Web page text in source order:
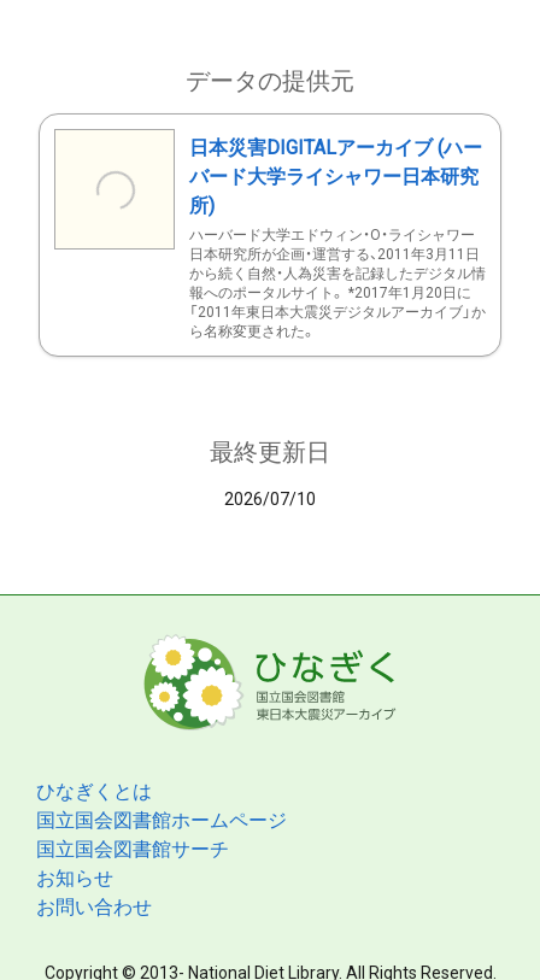
データの提供元
日本災害DIGITALアーカイブ (ハー
バード大学ライシャワー日本研究
所)
ハーバード大学エドウィン・O・ライシャワー
日本研究所が企画・運営する、2011年3月11日
から続く自然・人為災害を記録したデジタル情
報へのポータルサイト。 *2017年1月20日に
「2011年東日本大震災デジタルアーカイブ」か
ら名称変更された。
最終更新日
2026/07/10
ひなぎくとは
国立国会図書館ホームページ
国立国会図書館サーチ
お知らせ
お問い合わせ
Copyright © 2013- National Diet Library. All Rights Reserved.